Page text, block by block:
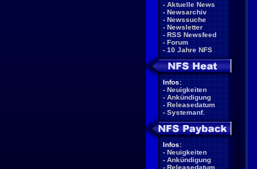
- Aktuelle News
- Newsarchiv
- Newssuche
- Newsletter
- RSS Newsfeed
- Forum
- 10 Jahre NFS
Infos:
- Neuigkeiten
- Ankündigung
- Releasedatum
- Systemanf.
Infos:
- Neuigkeiten
- Ankündigung
- Releasedatum